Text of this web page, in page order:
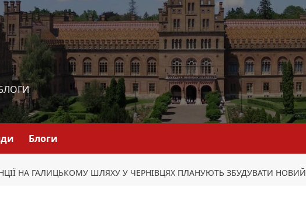
Блоги
НА ГАЛИЦЬКОМУ ШЛЯХУ У ЧЕРНІВЦЯХ ПЛАНУЮТЬ ЗБУДУВАТИ